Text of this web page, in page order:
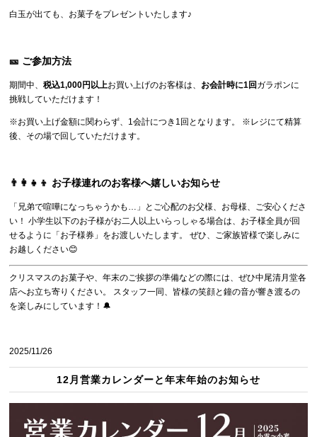
白玉が出ても、お菓子をプレゼントいたします♪
🎫 ご参加方法
期間中、税込1,000円以上お買い上げのお客様は、 お会計時に1回ガラポンに
挑戦していただけます！
※お買い上げ金額に関わらず、1会計につき1回となります。 ※レジにて精算
後、その場で回していただけます。
👨‍👩‍👧‍👦 お子様連れのお客様へ嬉しいお知らせ
「兄弟で喧嘩になっちゃうかも…」とご心配のお父様、お母様、ご安心くださ
い！ 小学生以下のお子様がお二人以上いらっしゃる場合は、お子様全員が回
せるように「お子様券」をお渡しいたします。 ぜひ、ご家族皆様で楽しみに
お越しください😊
クリスマスのお菓子や、年末のご挨拶の準備などの際には、ぜひ中尾清月堂各
店へお立ち寄りください。 スタッフ一同、皆様の笑顔と鐘の音が響き渡るの
を楽しみにしています！🔔
2025/11/26
12月営業カレンダーと年末年始のお知らせ